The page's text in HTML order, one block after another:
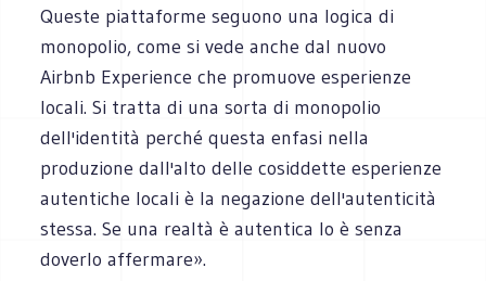
Queste piattaforme seguono una logica di
monopolio, come si vede anche dal nuovo
Airbnb Experience che promuove esperienze
locali. Si tratta di una sorta di monopolio
dell'identità perché questa enfasi nella
produzione dall'alto delle cosiddette esperienze
autentiche locali è la negazione dell'autenticità
stessa. Se una realtà è autentica lo è senza
doverlo affermare».